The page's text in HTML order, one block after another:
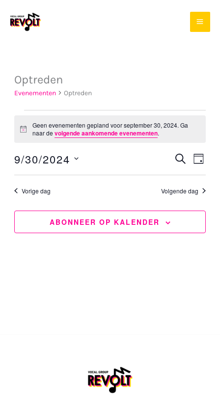
naar
Optreden
Evenementen Optreden
for
30,
2024
Bericht
Geen evenementen gepland voor september 30, 2024. Ga
naar de volgende aankomende evenementen.
Zoeken
en
ZOEKEN
DAG
9/30/2024
Selecteer
eenVorige dag Volgende dag
ABONNEER OP KALENDER